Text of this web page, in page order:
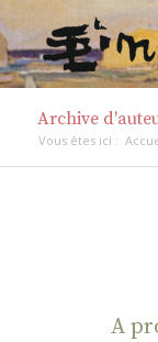
Archive
Vous êtes ici :
A